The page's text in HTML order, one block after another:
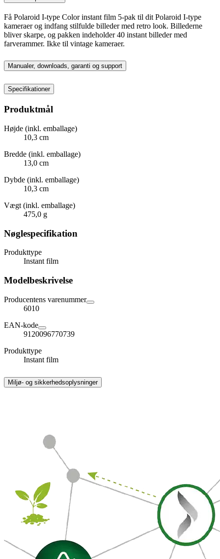
Få Polaroid I-type Color instant film 5-pak til dit Polaroid I-type
kameraer og indfang stilfulde billeder med retro look. Billederne
bliver skarpe, og pakken indeholder 40 instant billeder med
farverammer. Ikke til vintage kameraer.
Manualer, downloads, garanti og support
Specifikationer
Produktmål
Højde (inkl. emballage)
10,3 cm
Bredde (inkl. emballage)
13,0 cm
Dybde (inkl. emballage)
10,3 cm
Vægt (inkl. emballage)
475,0 g
Nøglespecifikation
Produkttype
Instant film
Modelbeskrivelse
Producentens varenummer
6010
EAN-kode
9120096770739
Produkttype
Instant film
Miljø- og sikkerhedsoplysninger